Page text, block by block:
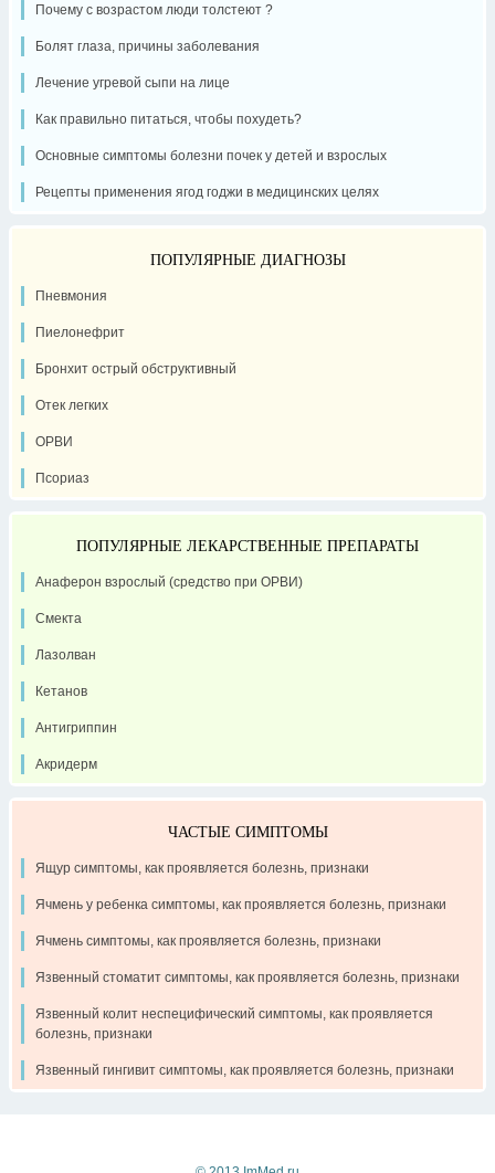
Почему с возрастом люди толстеют ?
Болят глаза, причины заболевания
Лечение угревой сыпи на лице
Как правильно питаться, чтобы похудеть?
Основные симптомы болезни почек у детей и взрослых
Рецепты применения ягод годжи в медицинских целях
ПОПУЛЯРНЫЕ ДИАГНОЗЫ
Пневмония
Пиелонефрит
Бронхит острый обструктивный
Отек легких
ОРВИ
Псориаз
ПОПУЛЯРНЫЕ ЛЕКАРСТВЕННЫЕ ПРЕПАРАТЫ
Анаферон взрослый (средство при ОРВИ)
Смекта
Лазолван
Кетанов
Антигриппин
Акридерм
ЧАСТЫЕ СИМПТОМЫ
Ящур симптомы, как проявляется болезнь, признаки
Ячмень у ребенка симптомы, как проявляется болезнь, признаки
Ячмень симптомы, как проявляется болезнь, признаки
Язвенный стоматит симптомы, как проявляется болезнь, признаки
Язвенный колит неспецифический симптомы, как проявляется
болезнь, признаки
Язвенный гингивит симптомы, как проявляется болезнь, признаки